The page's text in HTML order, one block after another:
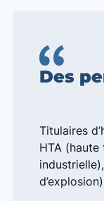
Des
Titulaires
HTA